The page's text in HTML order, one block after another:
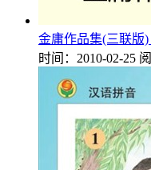
金庸作品集(三联版
时间：2010-02-25